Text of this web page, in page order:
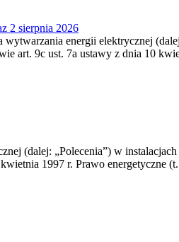
2 sierpnia 2026
energii elektrycznej
art. 9c ust. 7a ustawy z dnia 10
(dalej: „Polecenia”) w
1997 r. Prawo energetyczne